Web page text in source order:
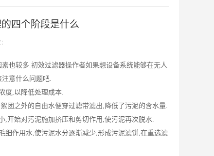
四个阶段是什么
也较多.初效过滤器操作者如果想设备系统能够在无人
意什么问题吧.
度,以降低处理成本.
团之外的自由水便穿过滤带滤出,降低了污泥的含水量.
,开始对污泥施加挤压和剪切作用,使污泥再次脱水.
细作用水,使污泥水分逐渐减少,形成污泥滤饼,在重选滤